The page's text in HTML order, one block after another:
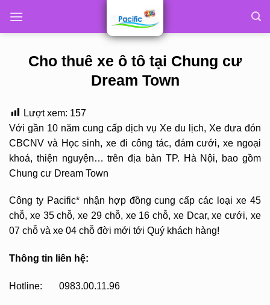
Cho thuê xe ô tô tại Chung cư
Dream Town
Lượt xem: 157
Với gần 10 năm cung cấp dịch vụ Xe du lịch, Xe đưa đón
CBCNV và Học sinh, xe đi công tác, đám cưới, xe ngoại
khoá, thiện nguyện… trên địa bàn TP. Hà Nội, bao gồm
Chung cư Dream Town
Công ty Pacific* nhận hợp đồng cung cấp các loại xe 45
chỗ, xe 35 chỗ, xe 29 chỗ, xe 16 chỗ, xe Dcar, xe cưới, xe
07 chỗ và xe 04 chỗ đời mới tới Quý khách hàng!
Thông tin liên hệ:
Hotline: 0983.00.11.96